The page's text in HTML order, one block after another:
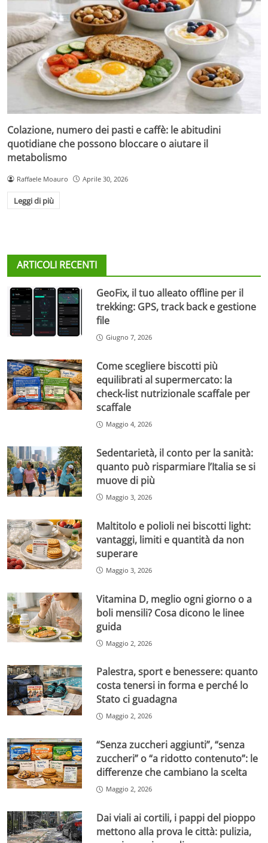
Colazione, numero dei pasti e caffè: le abitudini
quotidiane che possono bloccare o aiutare il
metabolismo
Raffaele Moauro Aprile 30, 2026
Leggi di più
ARTICOLI RECENTI
GeoFix, il tuo alleato offline per il
trekking: GPS, track back e gestione
file
Giugno 7, 2026
Come scegliere biscotti più
equilibrati al supermercato: la
check-list nutrizionale scaffale per
scaffale
Maggio 4, 2026
Sedentarietà, il conto per la sanità:
quanto può risparmiare l’Italia se si
muove di più
Maggio 3, 2026
Maltitolo e polioli nei biscotti light:
vantaggi, limiti e quantità da non
superare
Maggio 3, 2026
Vitamina D, meglio ogni giorno o a
boli mensili? Cosa dicono le linee
guida
Maggio 2, 2026
Palestra, sport e benessere: quanto
costa tenersi in forma e perché lo
Stato ci guadagna
Maggio 2, 2026
“Senza zuccheri aggiunti”, “senza
zuccheri” o “a ridotto contenuto”: le
differenze che cambiano la scelta
Maggio 2, 2026
Dai viali ai cortili, i pappi del pioppo
mettono alla prova le città: pulizia,